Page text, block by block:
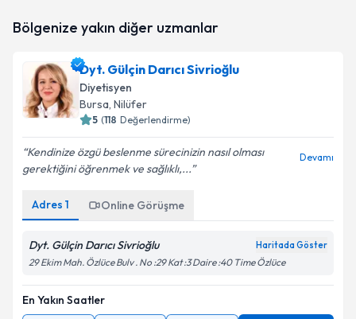
Bölgenize yakın diğer uzmanlar
Dyt. Gülçin Darıcı Sivrioğlu
Diyetisyen
Bursa, Nilüfer
5 (118 Değerlendirme)
Kendinize özgü beslenme sürecinizin nasıl olması
gerektiğini öğrenmek ve sağlıklı,...
Devamı
Adres 1 Online Görüşme
Dyt. Gülçin Darıcı Sivrioğlu Haritada Göster
29 Ekim Mah. Özlüce Bulv . No :29 Kat :3 Daire :40 Time Özlüce
En Yakın Saatler